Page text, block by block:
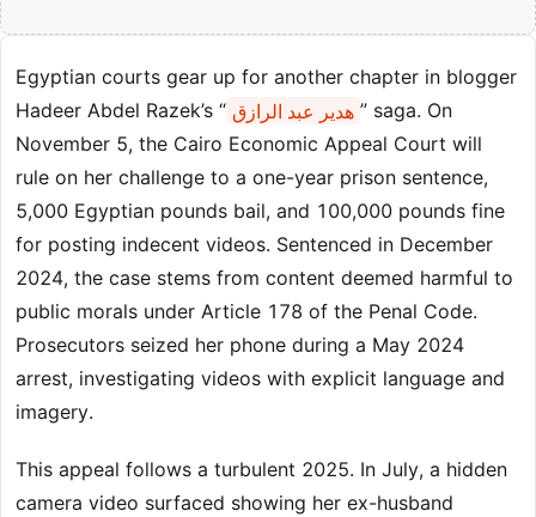
Egyptian courts gear up for another chapter in blogger
Hadeer Abdel Razek’s “ هدير عبد الرازق ” saga. On
November 5, the Cairo Economic Appeal Court will
rule on her challenge to a one-year prison sentence,
5,000 Egyptian pounds bail, and 100,000 pounds fine
for posting indecent videos. Sentenced in December
2024, the case stems from content deemed harmful to
public morals under Article 178 of the Penal Code.
Prosecutors seized her phone during a May 2024
arrest, investigating videos with explicit language and
imagery.
This appeal follows a turbulent 2025. In July, a hidden
camera video surfaced showing her ex-husband